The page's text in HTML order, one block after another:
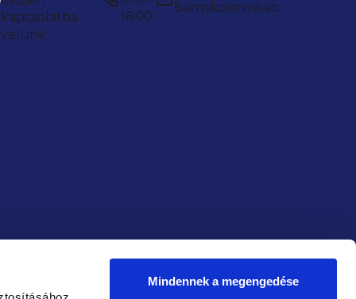
Mindennek a megengedése
kapcsolatba
velünk
16:00
bármikorminket: